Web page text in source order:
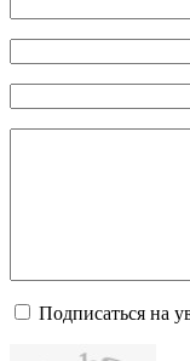
Подписаться на